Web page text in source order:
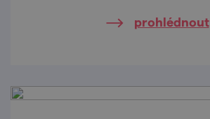
prohlédnout